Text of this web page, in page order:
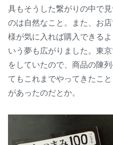
具もそうした繋がりの中で
のは自然なこと。また、お
様が気に入れば購入できる
いう夢も広がりました。東
をしていたので、商品の陳
てもこれまでやってきたこ
があったのだとか。